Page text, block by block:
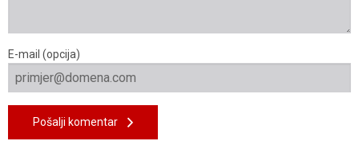
E-mail (opcija)
Pošalji komentar